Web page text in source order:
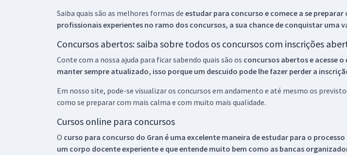
Saiba quais são as melhores formas de estudar para concurso e comece a se
profissionais experientes no ramo dos concursos, a sua chance de conquistar uma
Concursos abertos: saiba sobre todos os concursos com inscrições
Conte com a nossa ajuda para ficar sabendo quais são os concursos abertos e acesse
manter sempre atualizado, isso porque um descuido pode lhe fazer perder a
Em nosso site, pode-se visualizar os concursos em andamento e até mesmo os
como se preparar com mais calma e com muito mais qualidade.
Cursos online para concursos
O curso para concurso do Gran é uma excelente maneira de estudar para o
um corpo docente experiente e que entende muito bem como as bancas